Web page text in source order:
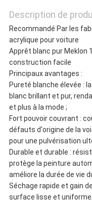
Description de
Recommandé Par les
acrylique pour voiture
Apprêt blanc pur Meklon
construction facile
Principaux avantages :
Pureté blanche élevée :
blanc brillant et pur,
et plus à la mode ;
Fort pouvoir couvrant :
défauts d'origine de la
pour une pulvérisation
Durable et durable :
protège la peinture
améliore la durée de vie
Séchage rapide et gain
surface lisse et